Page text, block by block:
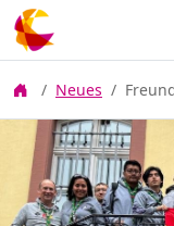
Neues